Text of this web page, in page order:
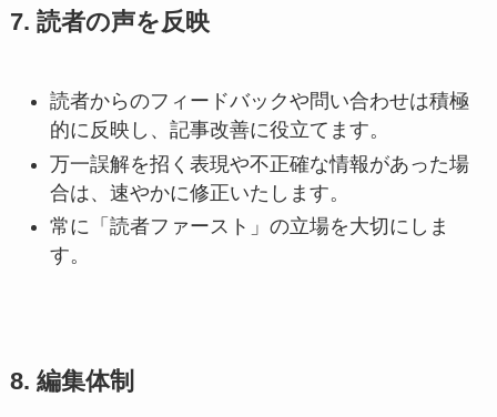
7. 読者の声を反映
読者からのフィードバックや問い合わせは積極
的に反映し、記事改善に役立てます。
万一誤解を招く表現や不正確な情報があった場
合は、速やかに修正いたします。
常に「読者ファースト」の立場を大切にしま
す。
8. 編集体制